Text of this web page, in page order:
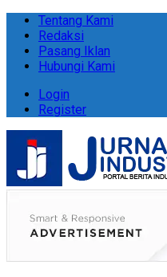
Tentang Kami
Redaksi
Pasang Iklan
Hubungi Kami
Login
Register